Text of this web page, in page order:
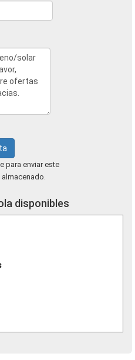
para enviar este
disponibles